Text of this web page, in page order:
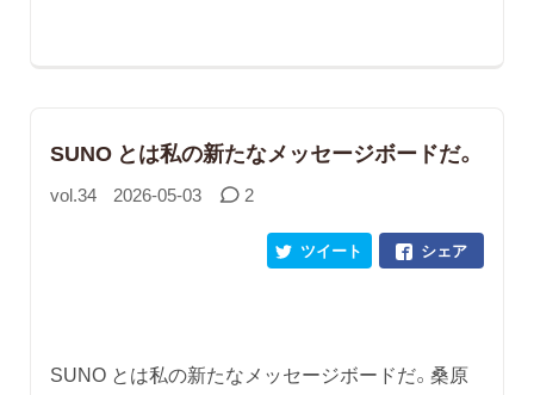
SUNO とは私の新たなメッセージボードだ。
vol.34 2026-05-03 2
シェア
ツイート
SUNO とは私の新たなメッセージボードだ。桑原